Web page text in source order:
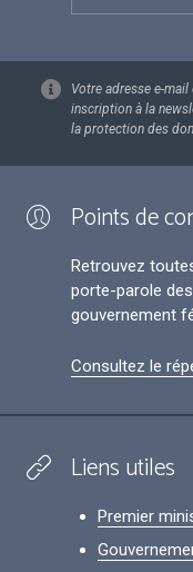
Votre adresse e-
inscription à la
la protection des
Points de
Retrouvez
porte-parole
gouvernement
Consultez le
Liens utiles
Premier